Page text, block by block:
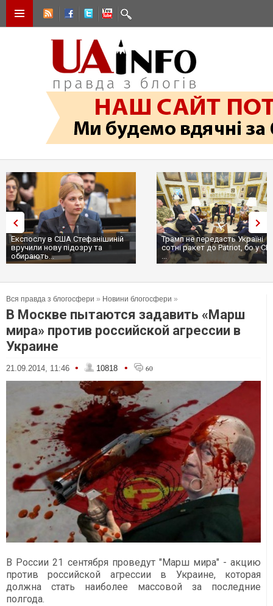
Експослу в США Стефанішиній
вручили нову підозру та
обирають...
Трамп не передасть Україні
сотні ракет до Patriot, бо у
...
Вся правда з блогосфери » Новини блогосфери »
В Москве пытаются задавить «Марш
мира» против российской агрессии в
Украине
21.09.2014, 11:46 • 10818 • 60
В России 21 сентября проведут "Марш мира" - акцию
против российской агрессии в Украине, которая
должна стать наиболее массовой за последние
полгода.